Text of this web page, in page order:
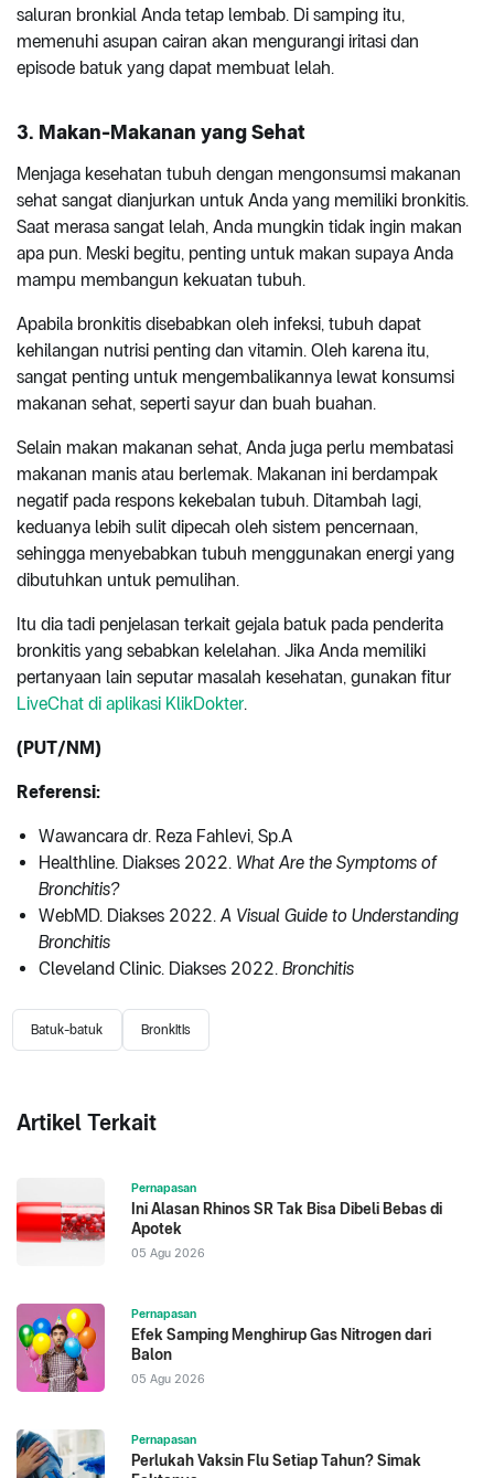
saluran bronkial Anda tetap lembab. Di samping itu,
memenuhi asupan cairan akan mengurangi iritasi dan
episode batuk yang dapat membuat lelah.
3. Makan-Makanan yang Sehat
Menjaga kesehatan tubuh dengan mengonsumsi makanan
sehat sangat dianjurkan untuk Anda yang memiliki bronkitis.
Saat merasa sangat lelah, Anda mungkin tidak ingin makan
apa pun. Meski begitu, penting untuk makan supaya Anda
mampu membangun kekuatan tubuh.
Apabila bronkitis disebabkan oleh infeksi, tubuh dapat
kehilangan nutrisi penting dan vitamin. Oleh karena itu,
sangat penting untuk mengembalikannya lewat konsumsi
makanan sehat, seperti sayur dan buah buahan.
Selain makan makanan sehat, Anda juga perlu membatasi
makanan manis atau berlemak. Makanan ini berdampak
negatif pada respons kekebalan tubuh. Ditambah lagi,
keduanya lebih sulit dipecah oleh sistem pencernaan,
sehingga menyebabkan tubuh menggunakan energi yang
dibutuhkan untuk pemulihan.
Itu dia tadi penjelasan terkait gejala batuk pada penderita
bronkitis yang sebabkan kelelahan. Jika Anda memiliki
pertanyaan lain seputar masalah kesehatan, gunakan fitur
LiveChat di aplikasi KlikDokter.
(PUT/NM)
Referensi:
Wawancara dr. Reza Fahlevi, Sp.A
Healthline. Diakses 2022. What Are the Symptoms of
Bronchitis?
WebMD. Diakses 2022. A Visual Guide to Understanding
Bronchitis
Cleveland Clinic. Diakses 2022. Bronchitis
Batuk-batuk Bronkitis
Artikel Terkait
Pernapasan
Ini Alasan Rhinos SR Tak Bisa Dibeli Bebas di
Apotek
05 Agu 2026
Pernapasan
Efek Samping Menghirup Gas Nitrogen dari
Balon
05 Agu 2026
Pernapasan
Perlukah Vaksin Flu Setiap Tahun? Simak